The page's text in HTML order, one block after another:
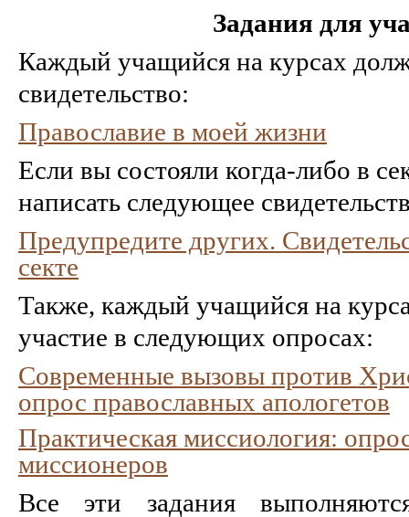
Задания для
Каждый учащийся на курсах
свидетельство:
Православие в моей жизни
Если вы состояли когда-либо в
написать следующее
Предупредите других.
секте
Также, каждый учащийся на
участие в следующих опросах:
Современные вызовы против
опрос православных апологетов
Практическая миссиология:
миссионеров
Все эти задания